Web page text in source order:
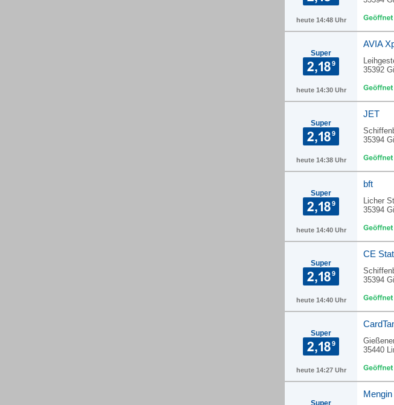
heute 14:48 Uhr
Super
heute 14:30 Uhr
AVIA
35392
Super
heute 14:38 Uhr
JET
35394
Super
heute 14:40 Uhr
bft
Licher
35394
Super
heute 14:40 Uhr
CE
35394
Super
heute 14:27 Uhr
35440
Super
Mengin